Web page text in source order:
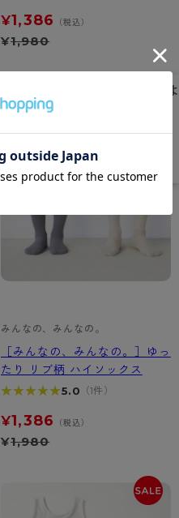
¥1,386 （税込）
¥1,980
みんなの、みんなの。
［みんなの、みんなの。］ゆっ
たり リブ柄 ハイソックス
★★★★★
★★★★★5.0 （1件）
¥1,386 （税込）
¥1,980